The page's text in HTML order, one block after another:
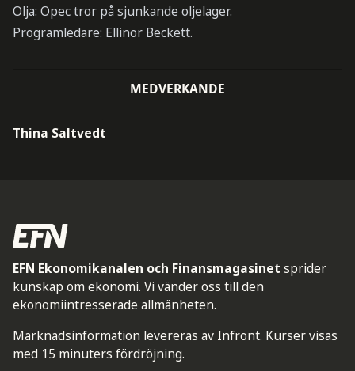
Olja: Opec tror på sjunkande oljelager.
Programledare: Ellinor Beckett.
MEDVERKANDE
Thina Saltvedt
EFN Ekonomikanalen och Finansmagasinet sprider
kunskap om ekonomi. Vi vänder oss till den
ekonomiintresserade allmänheten.
Marknadsinformation levereras av Infront. Kurser visas
med 15 minuters fördröjning.